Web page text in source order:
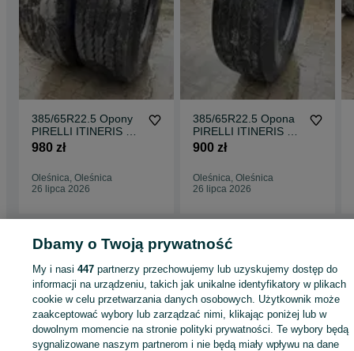
385/65R22.5 Opony
PIRELLI ITINERIS T
TRAILER 90 SERIES
980 zł
Oleśnica, Oleśnica
26 lipca 2026
385/65R22.5 Opona
PIRELLI ITINERIS T
TRAILER 90 SERIES
900 zł
Oleśnica, Oleśnica
26 lipca 2026
Strona główna Motoryzacja Opony i Felgi Opony
Opony - Oleśnica
Opony - Oleśnica
KATEGORIA
786496301 Wyświetlenia:
Dbamy o Twoją prywatność
My i nasi447 partnerzy przechowujemy lub uzyskujemy dostęp do
informacji na urządzeniu, takich jak unikalne identyfikatory w plikach
cookie w celu przetwarzania danych osobowych. Użytkownik może
zaakceptować wybory lub zarządzać nimi, klikając poniżej lub w
dowolnym momencie na stronie polityki prywatności. Te wybory będą
sygnalizowane naszym partnerom i nie będą miały wpływu na dane